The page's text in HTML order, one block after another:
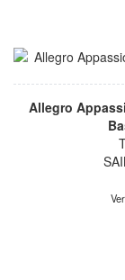
Allegro